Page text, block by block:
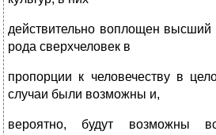
действительно воплощен высший
рода сверхчеловек в
пропорции к человечеству в
случаи были возможны и,
вероятно, будут возможны